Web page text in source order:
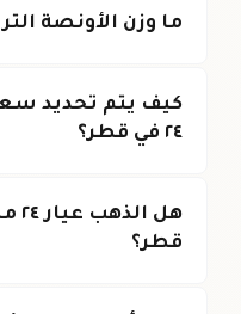
ما وزن الأونصة
كيف يتم تحديد
٢٤ في قطر؟
قطر؟